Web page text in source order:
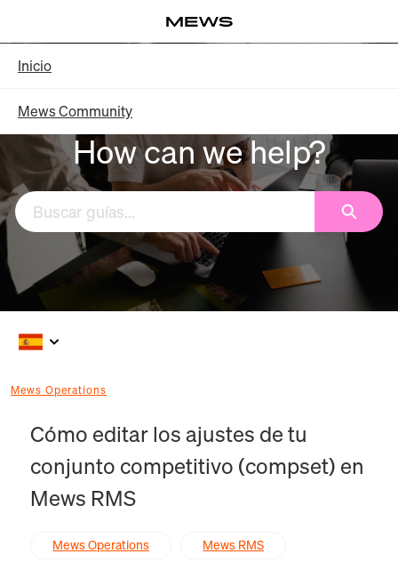
contenido
principal
Inicio
Mews Community
How can we help?
Buscar
Mews Operations
Cómo editar los ajustes de tu
conjunto competitivo (compset) en
Mews RMS
Mews Operations Mews RMS